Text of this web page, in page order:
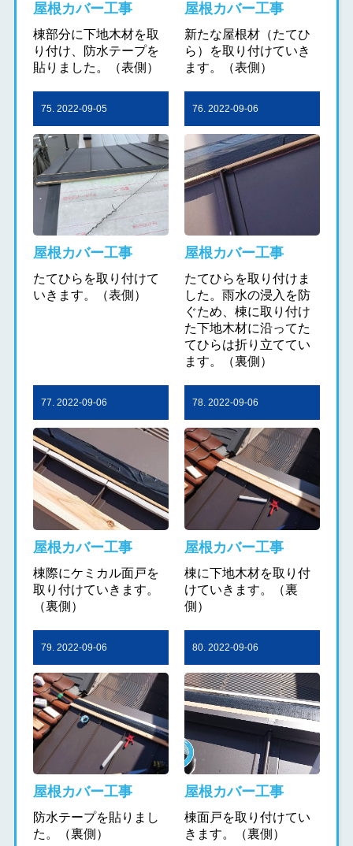
屋根カバー工事
棟部分に下地木材を取
り付け、防水テープを
貼りました。（表側）
屋根カバー工事
新たな屋根材（たてひ
ら）を取り付けていき
ます。（表側）
75. 2022-09-05
屋根カバー工事
たてひらを取り付けて
いきます。（表側）
76. 2022-09-06
屋根カバー工事
たてひらを取り付けま
した。雨水の浸入を防
ぐため、棟に取り付け
た下地木材に沿ってた
てひらは折り立ててい
ます。（裏側）
77. 2022-09-06
屋根カバー工事
棟際にケミカル面戸を
取り付けていきます。
（裏側）
78. 2022-09-06
屋根カバー工事
棟に下地木材を取り付
けていきます。（裏
側）
79. 2022-09-06
屋根カバー工事
防水テープを貼りまし
た。（裏側）
80. 2022-09-06
屋根カバー工事
棟面戸を取り付けてい
きます。（裏側）